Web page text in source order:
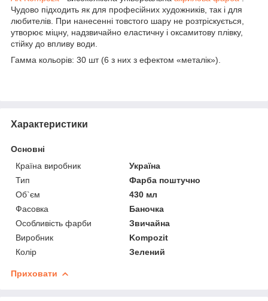
Чудово підходить як для професійних художників, так і для
любителів. При нанесенні товстого шару не розтріскується,
утворює міцну, надзвичайно еластичну і оксамитову плівку,
стійку до впливу води.
Гамма кольорів: 30 шт (6 з них з ефектом «металік»).
Характеристики
Основні
Країна виробник
Україна
Тип
Фарба поштучно
Об`єм
430 мл
Фасовка
Баночка
Особливість фарби
Звичайна
Виробник
Kompozit
Колір
Зелений
Приховати